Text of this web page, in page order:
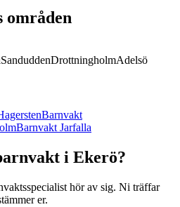
områden
SanduddenDrottningholmAdelsö
Barnvakt
Barnvakt Jarfalla
i Ekerö?
hör av sig. Ni träffar
er.